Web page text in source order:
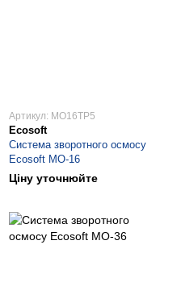
Артикул: MO16TP5
Ecosoft
Система зворотного осмосу
Ecosoft МО-16
Ціну уточнюйте